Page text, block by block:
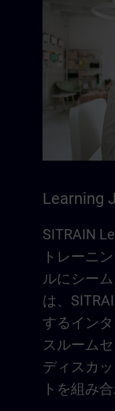
Learning
SITRAIN
トレーニ
ルにシー
は、
するイン
スルーム
ディスカ
トを組み